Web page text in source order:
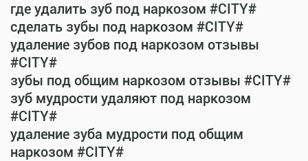
где удалить зуб под наркозом #CITY#
сделать зубы под наркозом #CITY#
удаление зубов под наркозом отзывы
#CITY#
зубы под общим наркозом отзывы #CITY#
зуб мудрости удаляют под наркозом
#CITY#
удаление зуба мудрости под общим
наркозом #CITY#